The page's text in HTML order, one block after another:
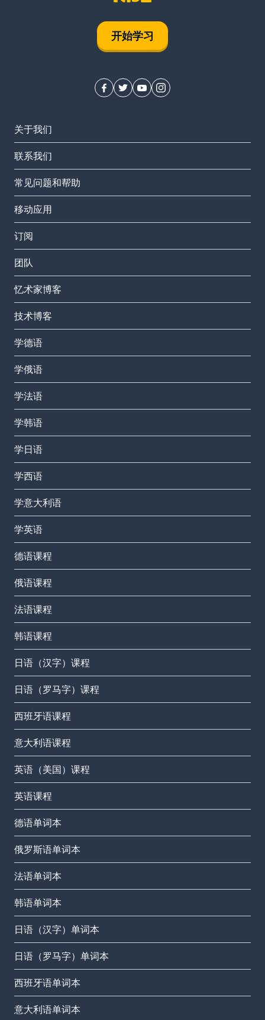
开始学习
关于我们
联系我们
常见问题和帮助
移动应用
订阅
团队
忆术家博客
技术博客
学德语
学俄语
学法语
学韩语
学日语
学西语
学意大利语
学英语
德语课程
俄语课程
法语课程
韩语课程
日语（汉字）课程
日语（罗马字）课程
西班牙语课程
意大利语课程
英语（美国）课程
英语课程
德语单词本
俄罗斯语单词本
法语单词本
韩语单词本
日语（汉字）单词本
日语（罗马字）单词本
西班牙语单词本
意大利语单词本